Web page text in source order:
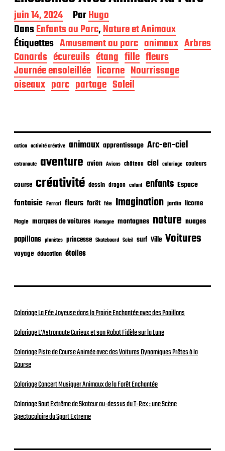
D
a
t
e
d
e
p
u
b
a
t
o
juin 14, 2024 ParHugo
DansEnfants au Parc,Nature et Animaux
Étiquettes Amusement au parc animaux Arbres
Canards écureuils étang fille fleurs
Journée ensoleillée licorne Nourrissage
oiseaux parc partage Soleil
action activité créative animaux apprentissage Arc-en-ciel
astronaute aventure avion Avions château ciel coloriage couleurs
course créativité dessin dragon enfant enfants Espace
fantaisie Ferrari fleurs forêt fée Imagination jardin licorne
Magie marques de voitures Montagne montagnes nature nuages
papillons planètes princesse Skateboard Soleil surf Ville Voitures
voyage éducation étoiles
Coloriage La Fée Joyeuse dans la Prairie Enchantée avec des Papillons
Coloriage L’Astronaute Curieux et son Robot Fidèle sur la Lune
Coloriage Piste de Course Animée avec des Voitures Dynamiques Prêtes à la
Course
Coloriage Concert Musiquer Animaux de la Forêt Enchantée
Coloriage Saut Extrême de Skateur au-dessus du T-Rex : une Scène
Spectaculaire du Sport Extreme